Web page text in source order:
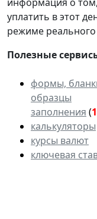
уплатить в этот
режиме
Полезные
формы,
образцы
заполнения (
калькуляторы
курсы валют
ключевая